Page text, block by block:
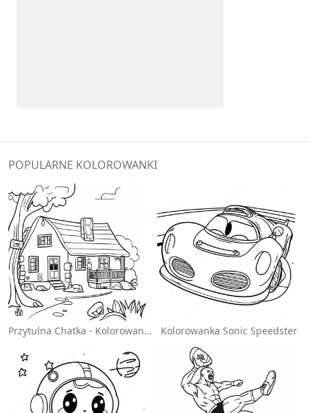
POPULARNE KOLOROWANKI
Przytulna Chatka - Kolorowanka Kolorowanka Sonic Speedster